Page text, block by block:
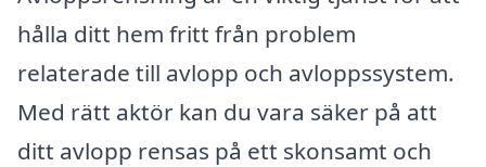
hålla ditt hem fritt från problem
relaterade till avlopp och avloppssystem.
Med rätt aktör kan du vara säker på att
ditt avlopp rensas på ett skonsamt och